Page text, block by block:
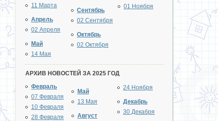
11 Марта
Апрель
02 Апреля
Май
14 Мая
Сентябрь
02 Сентября
Октябрь
02 Октября
01 Ноября
АРХИВ НОВОСТЕЙ ЗА 2025 ГОД
Февраль
07 Февраля
10 Февраля
28 Февраля
Май
13 Мая
Август
24 Ноября
Декабрь
30 Декабря